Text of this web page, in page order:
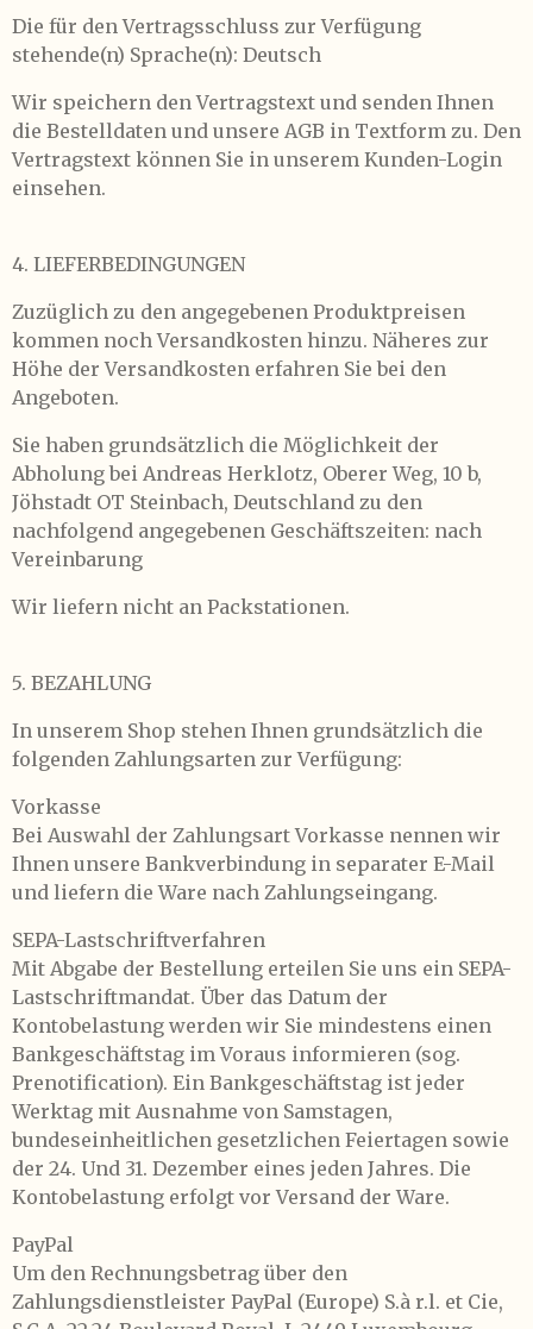
Die für den Vertragsschluss zur Verfügung
stehende(n) Sprache(n): Deutsch
Wir speichern den Vertragstext und senden Ihnen
die Bestelldaten und unsere AGB in Textform zu. Den
Vertragstext können Sie in unserem Kunden-Login
einsehen.
4. LIEFERBEDINGUNGEN
Zuzüglich zu den angegebenen Produktpreisen
kommen noch Versandkosten hinzu. Näheres zur
Höhe der Versandkosten erfahren Sie bei den
Angeboten.
Sie haben grundsätzlich die Möglichkeit der
Abholung bei Andreas Herklotz, Oberer Weg, 10 b,
Jöhstadt OT Steinbach, Deutschland zu den
nachfolgend angegebenen Geschäftszeiten: nach
Vereinbarung
Wir liefern nicht an Packstationen.
5. BEZAHLUNG
In unserem Shop stehen Ihnen grundsätzlich die
folgenden Zahlungsarten zur Verfügung:
Vorkasse
Bei Auswahl der Zahlungsart Vorkasse nennen wir
Ihnen unsere Bankverbindung in separater E-Mail
und liefern die Ware nach Zahlungseingang.
SEPA-Lastschriftverfahren
Mit Abgabe der Bestellung erteilen Sie uns ein SEPA-
Lastschriftmandat. Über das Datum der
Kontobelastung werden wir Sie mindestens einen
Bankgeschäftstag im Voraus informieren (sog.
Prenotification). Ein Bankgeschäftstag ist jeder
Werktag mit Ausnahme von Samstagen,
bundeseinheitlichen gesetzlichen Feiertagen sowie
der 24. Und 31. Dezember eines jeden Jahres. Die
Kontobelastung erfolgt vor Versand der Ware.
PayPal
Um den Rechnungsbetrag über den
Zahlungsdienstleister PayPal (Europe) S.à r.l. et Cie,